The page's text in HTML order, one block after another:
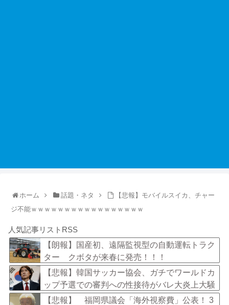
ホーム 話題・ネタ
【悲報】モバイルスイカ、チャー
ジ不能ｗｗｗｗｗｗｗｗｗｗｗｗｗｗｗｗｗ
人気記事リストRSS
【朗報】国産初、遠隔監視型の自動運転トラク
ター クボタが来春に発売！！！
【悲報】韓国サッカー協会、ガチでワールドカ
ップ予選での審判への性接待がバレ大炎上大騒
ぎにｗｗｗｗｗｗｗｗ
【悲報】 福岡県議会「海外視察費」公表！ 3